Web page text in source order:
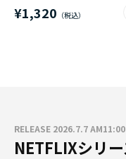
¥1,320
RELEASE 2026.7.7 AM11:00
NETFLIXシリ